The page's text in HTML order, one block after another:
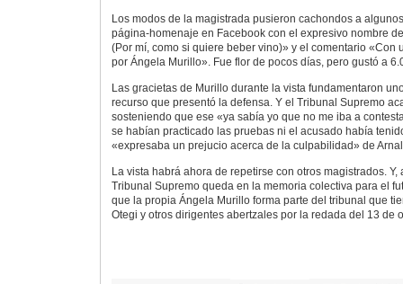
Los modos de la magistrada pusieron cachondos a
página-homenaje en Facebook con el expresivo nombre
(Por mí, como si quiere beber vino)» y el comentario «Con
por Ángela Murillo». Fue flor de pocos días, pero gustó a
Las gracietas de Murillo durante la vista fundamentaron
recurso que presentó la defensa. Y el Tribunal Supremo
sosteniendo que ese «ya sabía yo que no me iba a
se habían practicado las pruebas ni el acusado había
«expresaba un prejucio acerca de la culpabilidad» de
La vista habrá ahora de repetirse con otros magistrados.
Tribunal Supremo queda en la memoria colectiva para el
que la propia Ángela Murillo forma parte del tribunal que
Otegi y otros dirigentes abertzales por la redada del 13 de